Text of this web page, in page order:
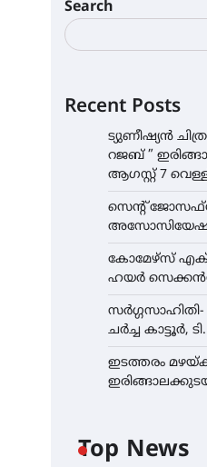
Search
Recent Posts
ട്യുണീഷ്യൻ
റജബ് ”
ആഗസ്റ്റ് 7
സെന്റ്
കോമേഴ്സ്
ഹയർ
ചർച്ച കാട്ടൂർ,
ഇടത്തരം
Top News